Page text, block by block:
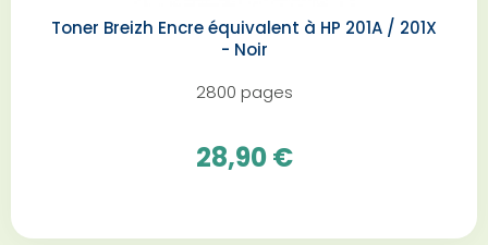
Toner Breizh Encre équivalent à HP 201A / 201X
- Noir
2800 pages
28,90 €